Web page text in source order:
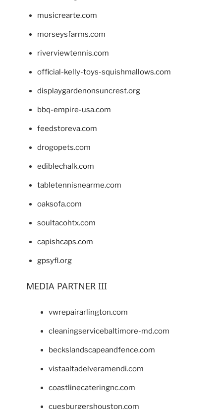
musicrearte.com
morseysfarms.com
riverviewtennis.com
official-kelly-toys-squishmallows.com
displaygardenonsuncrest.org
bbq-empire-usa.com
feedstoreva.com
drogopets.com
ediblechalk.com
tabletennisnearme.com
oaksofa.com
soultacohtx.com
capishcaps.com
gpsyfl.org
MEDIA PARTNER III
vwrepairarlington.com
cleaningservicebaltimore-md.com
beckslandscapeandfence.com
vistaaltadelveramendi.com
coastlinecateringnc.com
cuesburgershouston.com